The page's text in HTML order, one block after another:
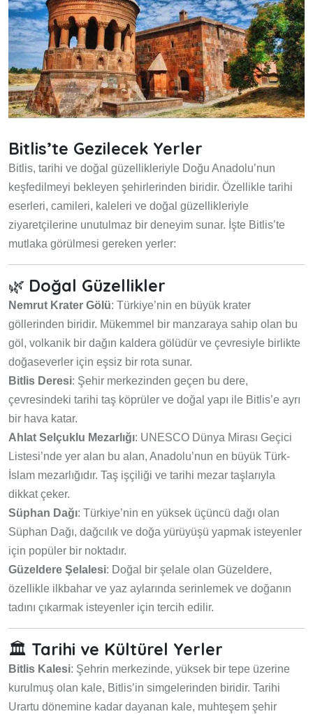
Bitlis’te Gezilecek Yerler
Bitlis, tarihi ve doğal güzellikleriyle Doğu Anadolu’nun
keşfedilmeyi bekleyen şehirlerinden biridir. Özellikle tarihi
eserleri, camileri, kaleleri ve doğal güzellikleriyle
ziyaretçilerine unutulmaz bir deneyim sunar. İşte Bitlis’te
mutlaka görülmesi gereken yerler:
🌿 Doğal Güzellikler
Nemrut Krater Gölü: Türkiye’nin en büyük krater
göllerinden biridir. Mükemmel bir manzaraya sahip olan bu
göl, volkanik bir dağın kaldera gölüdür ve çevresiyle birlikte
doğaseverler için eşsiz bir rota sunar.
Bitlis Deresi: Şehir merkezinden geçen bu dere,
çevresindeki tarihi taş köprüler ve doğal yapı ile Bitlis’e ayrı
bir hava katar.
Ahlat Selçuklu Mezarlığı: UNESCO Dünya Mirası Geçici
Listesi’nde yer alan bu alan, Anadolu’nun en büyük Türk-
İslam mezarlığıdır. Taş işçiliği ve tarihi mezar taşlarıyla
dikkat çeker.
Süphan Dağı: Türkiye’nin en yüksek üçüncü dağı olan
Süphan Dağı, dağcılık ve doğa yürüyüşü yapmak isteyenler
için popüler bir noktadır.
Güzeldere Şelalesi: Doğal bir şelale olan Güzeldere,
özellikle ilkbahar ve yaz aylarında serinlemek ve doğanın
tadını çıkarmak isteyenler için tercih edilir.
🏛️ Tarihi ve Kültürel Yerler
Bitlis Kalesi: Şehrin merkezinde, yüksek bir tepe üzerine
kurulmuş olan kale, Bitlis’in simgelerinden biridir. Tarihi
Urartu dönemine kadar dayanan kale, muhteşem şehir